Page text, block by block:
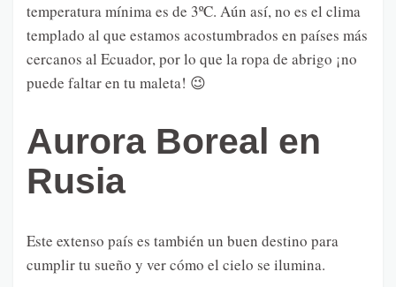
temperatura mínima es de 3ºC. Aún así, no es el clima
templado al que estamos acostumbrados en países más
cercanos al Ecuador, por lo que la ropa de abrigo ¡no
puede faltar en tu maleta! 😉
Aurora Boreal en
Rusia
Este extenso país es también un buen destino para
cumplir tu sueño y ver cómo el cielo se ilumina.